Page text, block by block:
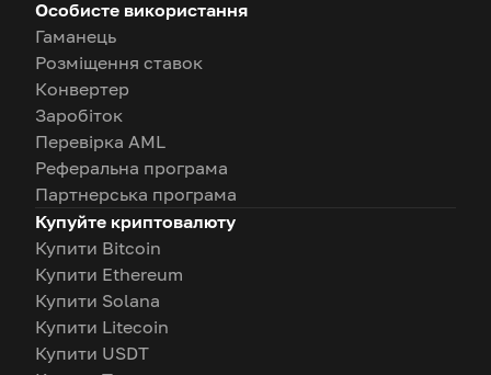
Особисте використання
Гаманець
Розміщення ставок
Конвертер
Заробіток
Перевірка AML
Реферальна програма
Партнерська програма
Купуйте криптовалюту
Купити Bitcoin
Купити Ethereum
Купити Solana
Купити Litecoin
Купити USDT